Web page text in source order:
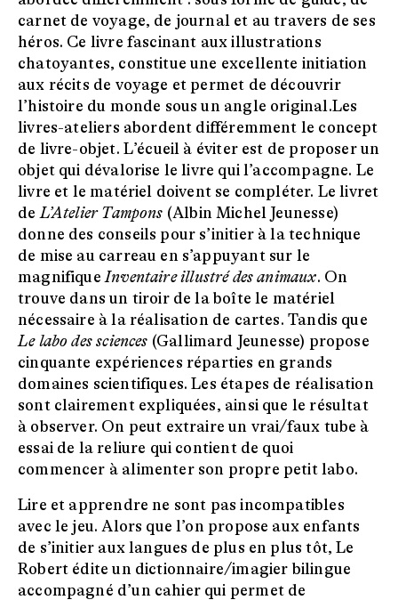
carnet de voyage, de journal et au travers de ses
héros. Ce livre fascinant aux illustrations
chatoyantes, constitue une excellente initiation
aux récits de voyage et permet de découvrir
l’histoire du monde sous un angle original.Les
livres-ateliers abordent différemment le concept
de livre-objet. L’écueil à éviter est de proposer un
objet qui dévalorise le livre qui l’accompagne. Le
livre et le matériel doivent se compléter. Le livret
deL’Atelier Tampons (Albin Michel Jeunesse)
donne des conseils pour s’initier à la technique
de mise au carreau en s’appuyant sur le
magnifiqueInventaire illustré des animaux. On
trouve dans un tiroir de la boîte le matériel
nécessaire à la réalisation de cartes. Tandis que
Le labo des sciences (Gallimard Jeunesse) propose
cinquante expériences réparties en grands
domaines scientifiques. Les étapes de réalisation
sont clairement expliquées, ainsi que le résultat
à observer. On peut extraire un vrai/faux tube à
essai de la reliure qui contient de quoi
commencer à alimenter son propre petit labo.
Lire et apprendre ne sont pas incompatibles
avec le jeu. Alors que l’on propose aux enfants
de s’initier aux langues de plus en plus tôt, Le
Robert édite un dictionnaire/imagier bilingue
accompagné d’un cahier qui permet de